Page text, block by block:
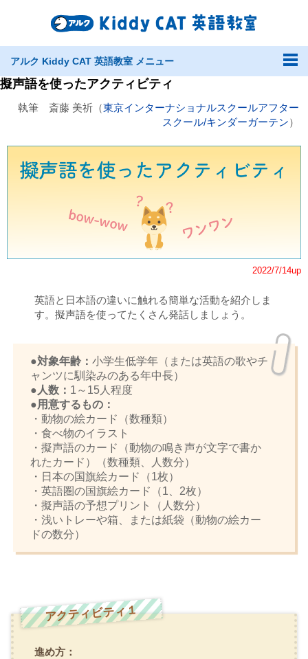
アルク Kiddy CAT 英語教室 メニュー
擬声語を使ったアクティビティ
執筆 斎藤 美祈（東京インターナショナルスクールアフター
スクール/キンダーガーテン）
2022/7/14up
英語と日本語の違いに触れる簡単な活動を紹介しま
す。擬声語を使ってたくさん発話しましょう。
●対象年齢： 小学生低学年（または英語の歌やチ
ャンツに馴染みのある年中長）
●人数： 1～15人程度
●用意するもの：
・動物の絵カード（数種類）
・食べ物のイラスト
・擬声語のカード（動物の鳴き声が文字で書か
れたカード）（数種類、人数分）
・日本の国旗絵カード（1枚）
・英語圏の国旗絵カード（1、2枚）
・擬声語の予想プリント（人数分）
・浅いトレーや箱、または紙袋（動物の絵カー
ドの数分）
アクティビティ１
進め方：